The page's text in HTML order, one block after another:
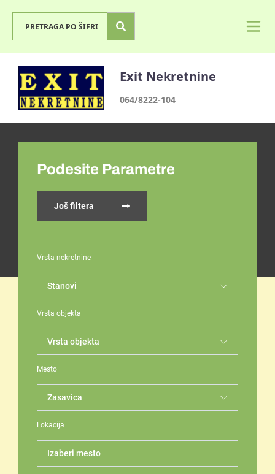
Exit Nekretnine
064/8222-104
Podesite Parametre
Još filtera
Vrsta nekretnine
Vrsta objekta
Mesto
Lokacija
Izaberi mesto